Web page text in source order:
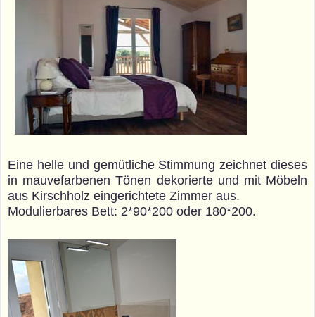
Eine helle und gemütliche Stimmung zeichnet dieses
in mauvefarbenen Tönen dekorierte und mit Möbeln
aus Kirschholz eingerichtete Zimmer aus.
Modulierbares Bett: 2*90*200 oder 180*200.